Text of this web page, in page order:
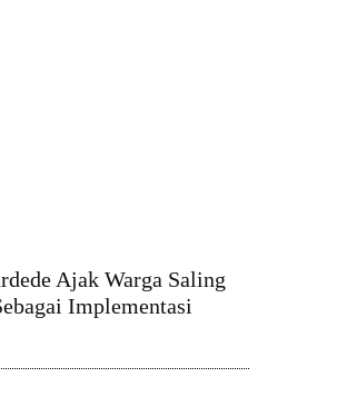
Ajak Warga Saling
Implementasi